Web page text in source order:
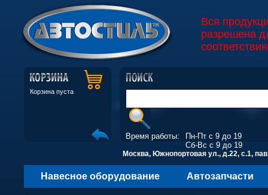
Вся
разрешена
Корзина пуста
Время работы:
Пн-Пт с 9 до 19
Сб-Вс с 9 до 19
Москва, Южнопортовая ул., д.22, с.1,
Навесное оборудование Автозапчасти